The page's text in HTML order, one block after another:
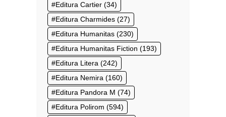
Editura Cartier (34)
Editura Charmides (27)
Editura Humanitas (230)
Editura Humanitas Fiction (193)
Editura Litera (242)
Editura Nemira (160)
Editura Pandora M (74)
Editura Polirom (594)